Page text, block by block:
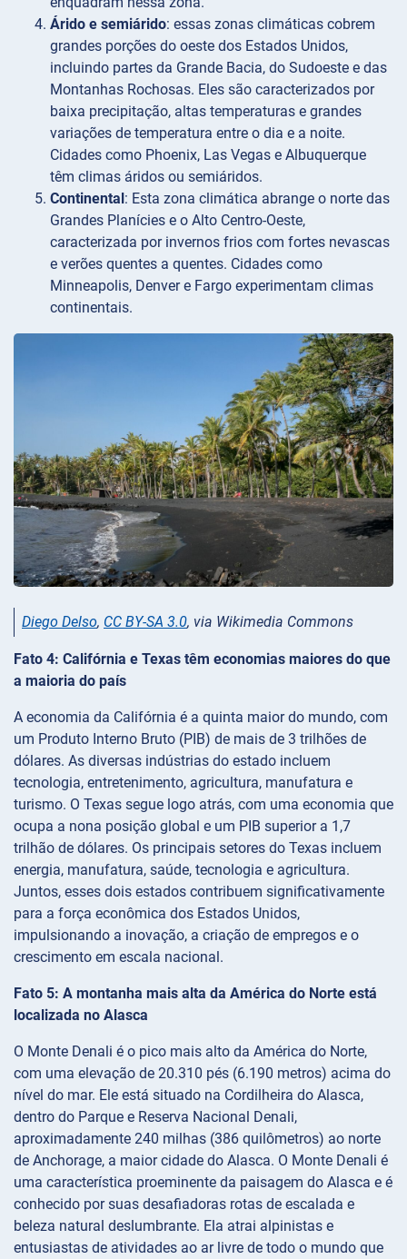
Árido e semiárido: essas zonas climáticas cobrem
grandes porções do oeste dos Estados Unidos,
incluindo partes da Grande Bacia, do Sudoeste e das
Montanhas Rochosas. Eles são caracterizados por
baixa precipitação, altas temperaturas e grandes
variações de temperatura entre o dia e a noite.
Cidades como Phoenix, Las Vegas e Albuquerque
têm climas áridos ou semiáridos.
Continental: Esta zona climática abrange o norte das
Grandes Planícies e o Alto Centro-Oeste,
caracterizada por invernos frios com fortes nevascas
e verões quentes a quentes. Cidades como
Minneapolis, Denver e Fargo experimentam climas
continentais.
Diego Delso, CC BY-SA 3.0, via Wikimedia Commons
Fato 4: Califórnia e Texas têm economias maiores do que
a maioria do país
A economia da Califórnia é a quinta maior do mundo, com
um Produto Interno Bruto (PIB) de mais de 3 trilhões de
dólares. As diversas indústrias do estado incluem
tecnologia, entretenimento, agricultura, manufatura e
turismo. O Texas segue logo atrás, com uma economia que
ocupa a nona posição global e um PIB superior a 1,7
trilhão de dólares. Os principais setores do Texas incluem
energia, manufatura, saúde, tecnologia e agricultura.
Juntos, esses dois estados contribuem significativamente
para a força econômica dos Estados Unidos,
impulsionando a inovação, a criação de empregos e o
crescimento em escala nacional.
Fato 5: A montanha mais alta da América do Norte está
localizada no Alasca
O Monte Denali é o pico mais alto da América do Norte,
com uma elevação de 20.310 pés (6.190 metros) acima do
nível do mar. Ele está situado na Cordilheira do Alasca,
dentro do Parque e Reserva Nacional Denali,
aproximadamente 240 milhas (386 quilômetros) ao norte
de Anchorage, a maior cidade do Alasca. O Monte Denali é
uma característica proeminente da paisagem do Alasca e é
conhecido por suas desafiadoras rotas de escalada e
beleza natural deslumbrante. Ela atrai alpinistas e
entusiastas de atividades ao ar livre de todo o mundo que